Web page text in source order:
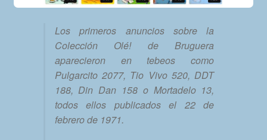
Los primeros anuncios sobre la
Colección Olé! de Bruguera
aparecieron en tebeos como
Pulgarcito 2077, Tio Vivo 520, DDT
188, Din Dan 158 o Mortadelo 13,
todos ellos publicados el 22 de
febrero de 1971.